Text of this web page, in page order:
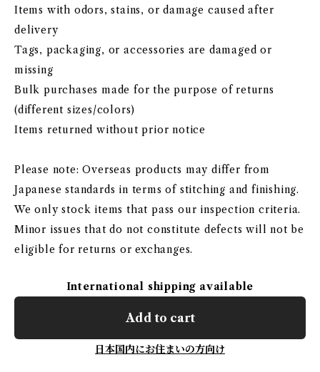
Items with odors, stains, or damage caused after
delivery
Tags, packaging, or accessories are damaged or
missing
Bulk purchases made for the purpose of returns
(different sizes/colors)
Items returned without prior notice
Please note: Overseas products may differ from
Japanese standards in terms of stitching and finishing.
We only stock items that pass our inspection criteria.
Minor issues that do not constitute defects will not be
eligible for returns or exchanges.
International shipping available
Add to cart
日本国内にお住まいの方向け